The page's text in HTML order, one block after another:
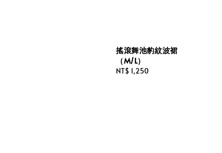
搖滾舞池豹紋波裙
（M/L）
Regular
NT$ 1,250